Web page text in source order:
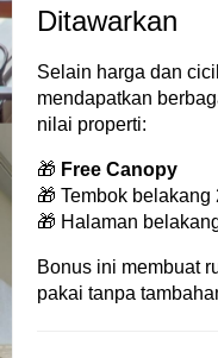
Ditawarkan
Selain harga dan
mendapatkan
nilai properti:
🎁 Free Canopy
🎁 Tembok belakang
🎁 Halaman
Bonus ini membuat
pakai tanpa